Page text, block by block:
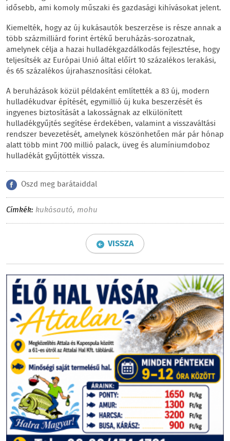
idősebb, ami komoly műszaki és gazdasági kihívásokat jelent.
Kiemelték, hogy az új kukásautók beszerzése is része annak a
több százmilliárd forint értékű beruházás-sorozatnak,
amelynek célja a hazai hulladékgazdálkodás fejlesztése, hogy
teljesítsék az Európai Unió által előírt 10 százalékos lerakási,
és 65 százalékos újrahasznosítási célokat.
A beruházások közül példaként említették a 83 új, modern
hulladékudvar építését, egymillió új kuka beszerzését és
ingyenes biztosítását a lakosságnak az elkülönített
hulladékgyűjtés segítése érdekében, valamint a visszaváltási
rendszer bevezetését, amelynek köszönhetően már pár hónap
alatt több mint 700 millió palack, üveg és alumíniumdoboz
hulladékát gyűjtötték vissza.
Oszd meg barátaiddal
Címkék: kukásautó, mohu
VISSZA